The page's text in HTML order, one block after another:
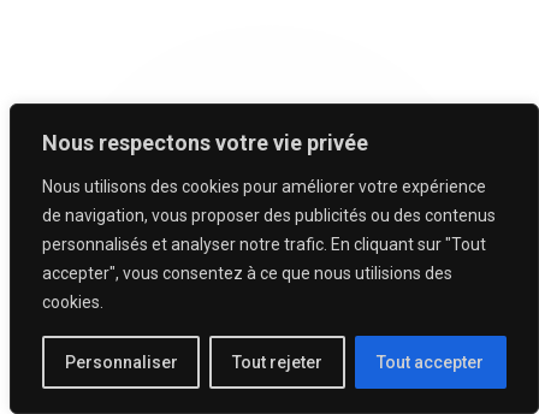
Nous respectons votre vie privée
Nous utilisons des cookies pour améliorer votre expérience
de navigation, vous proposer des publicités ou des contenus
personnalisés et analyser notre trafic. En cliquant sur "Tout
accepter", vous consentez à ce que nous utilisions des
cookies.
Personnaliser Tout rejeter Tout accepter